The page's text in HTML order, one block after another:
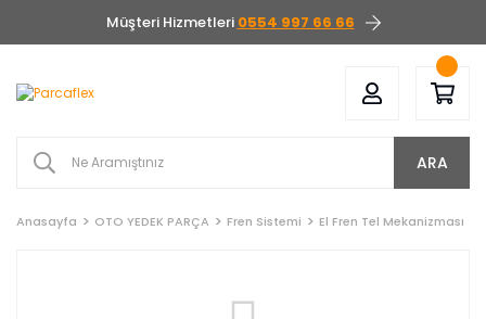
Müşteri Hizmetleri 0554 997 66 66
ARA
Anasayfa OTO YEDEK PARÇA Fren Sistemi El Fren Tel Mekanizması